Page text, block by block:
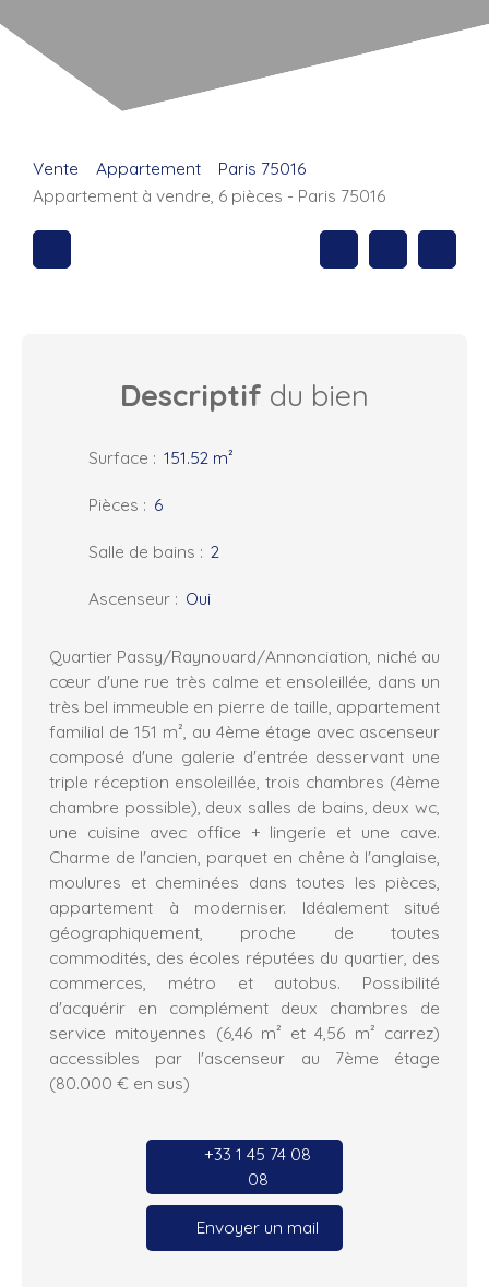
Vente Appartement
Paris 75016
Appartement à vendre, 6 pièces - Paris 75016
Descriptif du bien
Surface : 151.52 m²
Pièces : 6
Salle de bains : 2
Ascenseur : Oui
Quartier Passy/Raynouard/Annonciation, niché au
cœur d'une rue très calme et ensoleillée, dans un
très bel immeuble en pierre de taille, appartement
familial de 151 m², au 4ème étage avec ascenseur
composé d'une galerie d'entrée desservant une
triple réception ensoleillée, trois chambres (4ème
chambre possible), deux salles de bains, deux wc,
une cuisine avec office + lingerie et une cave.
Charme de l'ancien, parquet en chêne à l'anglaise,
moulures et cheminées dans toutes les pièces,
appartement à moderniser. Idéalement situé
géographiquement, proche de toutes
commodités, des écoles réputées du quartier, des
commerces, métro et autobus. Possibilité
d'acquérir en complément deux chambres de
service mitoyennes (6,46 m² et 4,56 m² carrez)
accessibles par l'ascenseur au 7ème étage
(80.000 € en sus)
+33 1 45 74 08
08
Envoyer un mail